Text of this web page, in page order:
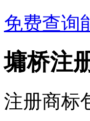
免费查询
墉桥注
注册商标